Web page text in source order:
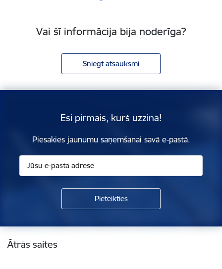
Vai šī informācija bija noderīga?
Sniegt atsauksmi
Esi pirmais, kurš uzzina!
Piesakies jaunumu saņemšanai savā e-pastā.
Kājene
Ātrās saites